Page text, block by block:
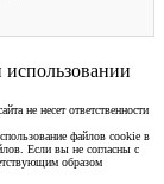
использовании
не несет ответственности
файлов cookie в
Если вы не согласны с
образом